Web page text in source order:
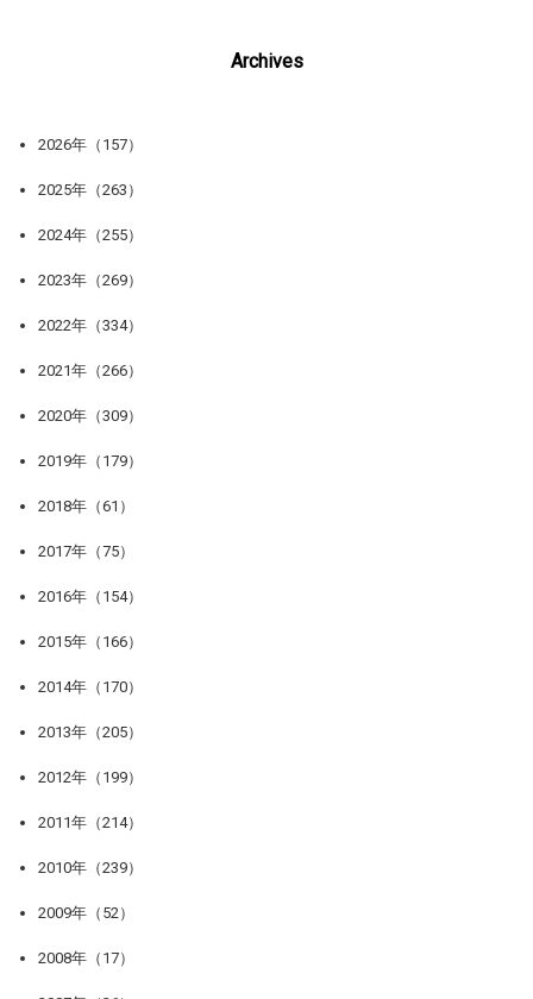
Archives
2026年（157）
2025年（263）
2024年（255）
2023年（269）
2022年（334）
2021年（266）
2020年（309）
2019年（179）
2018年（61）
2017年（75）
2016年（154）
2015年（166）
2014年（170）
2013年（205）
2012年（199）
2011年（214）
2010年（239）
2009年（52）
2008年（17）